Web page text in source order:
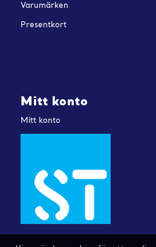
Varumärken
Presentkort
Mitt konto
Mitt konto